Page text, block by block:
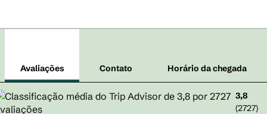
Avaliações Contato
Horário da chegada
3,8
(2727)